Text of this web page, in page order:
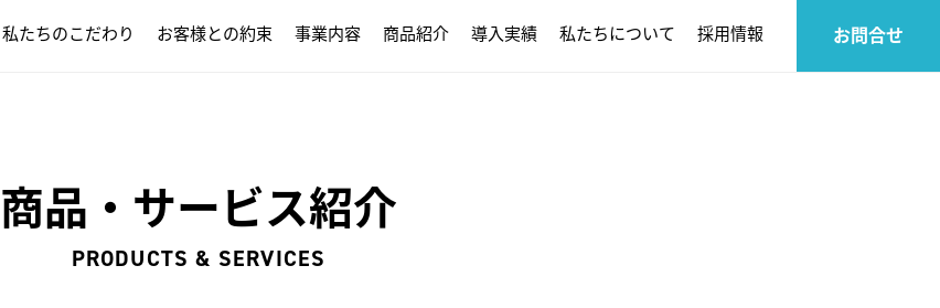
私たちのこだわり お客様との約束 事業内容 商品紹介 導入実績 私たちについて 採用情報 お問合せ
商品・サービス紹介
PRODUCTS & SERVICES